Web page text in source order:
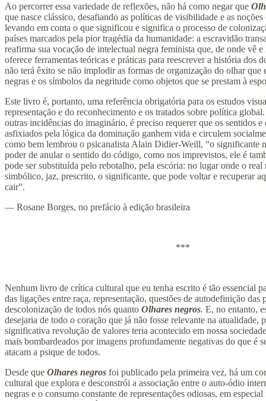
Ao percorrer essa variedade de reflexões, não há como negar que
que nasce clássico, desafiando as políticas de visibilidade e as noções
levando em conta o que significou e significa o processo de
países marcados pela pior tragédia da humanidade: a escravidão
reafirma sua vocação de intelectual negra feminista que, de onde vê
oferece ferramentas teóricas e práticas para reescrever a história dos
não terá êxito se não implodir as formas de organização do olhar que
negras e os símbolos da negritude como objetos que se prestam à
Este livro é, portanto, uma referência obrigatória para os estudos
representação e do reconhecimento e os tratados sobre política
outras incidências do imaginário, é preciso requerer que os sentidos e
asfixiados pela lógica da dominação ganhem vida e circulem
como bem lembrou o psicanalista Alain Didier-Weill, “o significante
poder de anular o sentido do código, como nos imprevistos, ele é
pode ser substituída pelo rebotalho, pela escória: no lugar onde o real
simbólico, jaz, prescrito, o significante, que pode voltar e recuperar
cair”.
— Rosane Borges, no prefácio à edição brasileira
***
Nenhum livro de crítica cultural que eu tenha escrito é tão essencial
das ligações entre raça, representação, questões de autodefinição das
descolonização de todos nós quanto Olhares negros. E, no entanto,
desejaria de todo o coração que já não fosse relevante na atualidade,
significativa revolução de valores teria acontecido em nossa
mais bombardeados por imagens profundamente negativas do que é
atacam a psique de todos.
Desde que Olhares negros foi publicado pela primeira vez, há um
cultural que explora e desconstrói a associação entre o auto-ódio
negras e o consumo constante de representações odiosas, em